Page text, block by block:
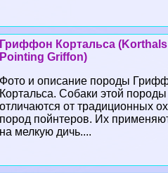
Гриффон Кортальса (Korthals
Pointing Griffon)
Фото и описание породы
Кортальса. Собаки этой
отличаются от традиционных
пород пойнтеров. Их
на мелкую дичь....